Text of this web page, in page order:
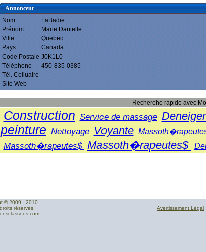
Annonceur
Nom:
LaBadie
Prénom:
Marie Danielle
Ville
Quebec
Pays
Canada
Code Postale J0K1L0
Téléphone
450-835-0385
Tél. Celluaire
Site Web
Recherche rapide avec
Construction Service de massage
peinture Nettoyage Voyante
Massoth�rapeutes$ Massoth�rapeutes$
© 2009 - 2010
réservés.
Avertissement Légal